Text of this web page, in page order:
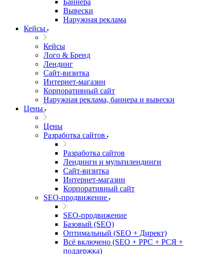
Баннера
Вывески
Наружная реклама
Кейсы
Кейсы
Лого & Бренд
Лендинг
Сайт-визитка
Интернет-магазин
Корпоративный сайт
Наружная реклама, баннера и вывески
Цены
Цены
Разработка сайтов
Разработка сайтов
Лендинги и мультилендинги
Сайт-визитка
Интернет-магазин
Корпоративный сайт
SEO-продвижение
SEO-продвижение
Базовый (SEO)
Оптимальный (SEO + Директ)
Всё включено (SEO + PPC + РСЯ +
поддержка)